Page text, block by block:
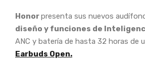
Honorpresenta sus nuevos
diseño y funciones de
ANC y batería de hasta 32 horas de
Earbuds Open.